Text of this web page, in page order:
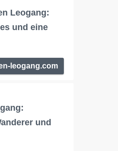
Leogang:
und eine
leogang.com
und